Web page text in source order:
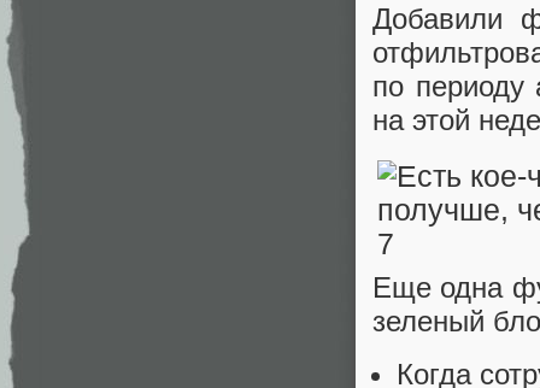
Добавили
по периоду
на этой
Еще одна
зеленый
Когда